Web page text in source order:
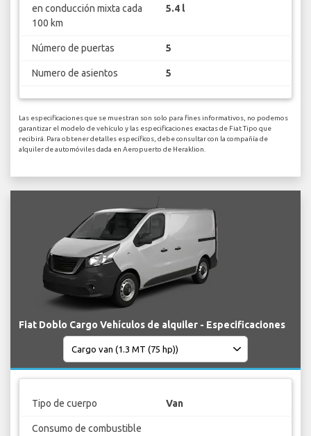
en conducción mixta cada
100 km
5.4 l
Número de puertas 5
Numero de asientos 5
Las especificaciones que se muestran son solo para fines informativos, no podemos
garantizar el modelo de vehículo y las especificaciones exactas de Fiat Tipo que
recibirá. Para obtener detalles específicos, debe consultar con la compañía de
alquiler de automóviles dada en Aeropuerto de Heraklion.
Fiat Doblo Cargo Vehículos de alquiler - Especificaciones
Tipo de cuerpo Van
Consumo de combustible